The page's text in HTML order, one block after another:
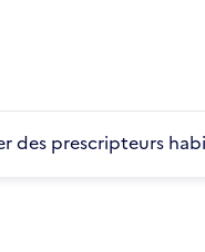
des prescripteurs